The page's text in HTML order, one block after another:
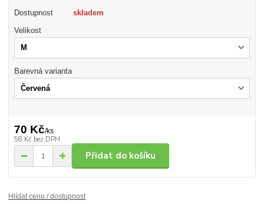
Dostupnost skladem
Velikost
Barevná varianta
70 Kč/ks
58 Kč bez DPH
Přidat do košíku
Hlídat cenu / dostupnost